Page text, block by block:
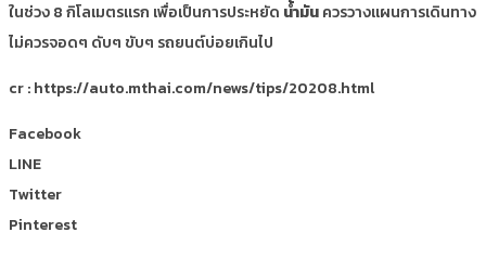
ในช่วง 8 กิโลเมตรแรก เพื่อเป็นการประหยัด น้ำมันควรวางแผนการเดินทาง
ไม่ควรจอดๆ ดับๆ ขับๆ รถยนต์บ่อยเกินไป
cr : https://auto.mthai.com/news/tips/20208.html
Facebook
LINE
Twitter
Pinterest